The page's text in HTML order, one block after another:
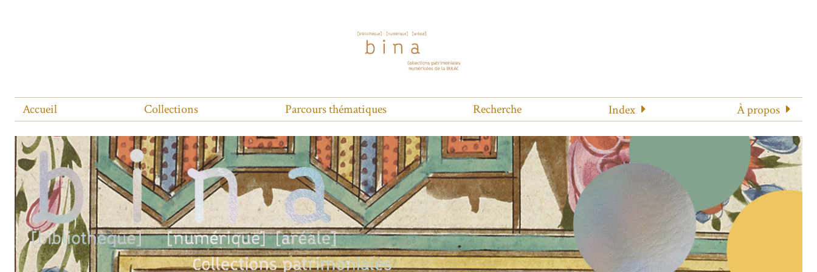
Accueil Collections Parcours thématiques Recherche Index À propos